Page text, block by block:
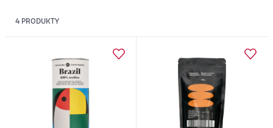
4 PRODUKTY